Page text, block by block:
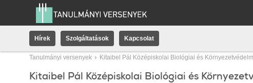
Hírek Szolgáltatások Kapcsolat
Tanulmányi versenyek Kitaibel Pál Középiskolai Biológiai és
Kitaibel Pál Középiskolai Biológiai és